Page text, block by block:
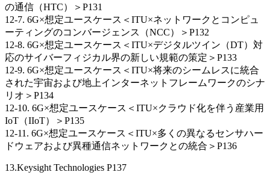
の通信（HTC）＞P131
12-7. 6G×想定ユースケース＜ITU×ネットワークとコンピュ
ーティングのコンバージェンス（NCC）＞P132
12-8. 6G×想定ユースケース＜ITU×デジタルツイン（DT）対
応のサイバーフィジカル界の新しい規範の策定＞P133
12-9. 6G×想定ユースケース＜ITU×将来のシームレスに統合
された宇宙および地上インターネットフレームワークのシナ
リオ＞P134
12-10. 6G×想定ユースケース＜ITU×クラウド化を伴う産業用
IoT（IIoT）＞P135
12-11. 6G×想定ユースケース＜ITU×多くの異なるセンサハー
ドウェアおよび異種通信ネットワークとの統合＞P136
13.Keysight Technologies P137